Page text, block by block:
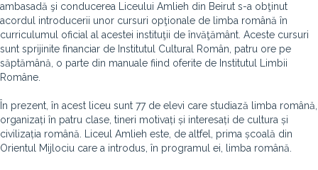
ambasadă şi conducerea Liceului Amlieh din Beirut s-a obţinut
acordul introducerii unor cursuri opţionale de limba română în
curriculumul oficial al acestei instituţii de învăţământ. Aceste cursuri
sunt sprijinite financiar de Institutul Cultural Român, patru ore pe
săptămână, o parte din manuale fiind oferite de Institutul Limbii
Române.
În prezent, în acest liceu sunt 77 de elevi care studiază limba română,
organizați în patru clase, tineri motivați și interesați de cultura și
civilizația română. Liceul Amlieh este, de altfel, prima școală din
Orientul Mijlociu care a introdus, în programul ei, limba română.